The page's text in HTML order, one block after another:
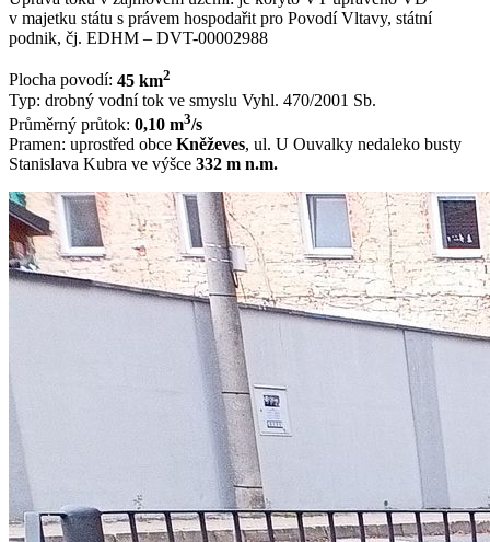
v majetku státu s právem hospodařit pro Povodí Vltavy, státní
podnik, čj. EDHM – DVT-00002988
Plocha povodí: 45 km2
Typ: drobný vodní tok ve smyslu Vyhl. 470/2001 Sb.
Průměrný průtok: 0,10 m3/s
Pramen: uprostřed obce Kněževes, ul. U Ouvalky nedaleko busty
Stanislava Kubra ve výšce 332 m n.m.